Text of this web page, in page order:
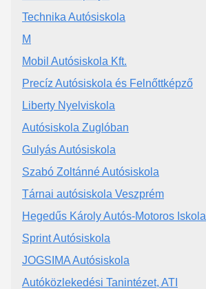
Technika Autósiskola
M
Mobil Autósiskola Kft.
Precíz Autósiskola és Felnőttképző
Liberty Nyelviskola
Autósiskola Zuglóban
Gulyás Autósiskola
Szabó Zoltánné Autósiskola
Tárnai autósiskola Veszprém
Hegedűs Károly Autós-Motoros Iskola
Sprint Autósiskola
JOGSIMA Autósiskola
Autóközlekedési Tanintézet, ATI